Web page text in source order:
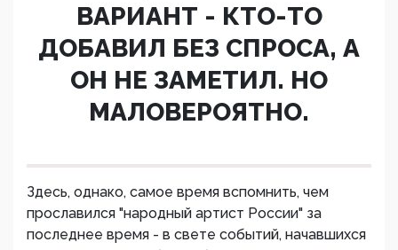
ВАРИАНТ - КТО-ТО
ДОБАВИЛ БЕЗ СПРОСА, А
ОН НЕ ЗАМЕТИЛ. НО
МАЛОВЕРОЯТНО.
Здесь, однако, самое время вспомнить, чем
прославился "народный артист России" за
последнее время - в свете событий, начавшихся